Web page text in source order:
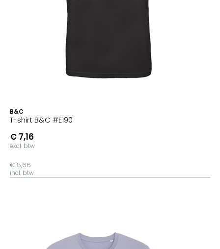
B&C
T-shirt B&C #E190
€ 7,16
excl. btw
€ 8,66
incl. btw